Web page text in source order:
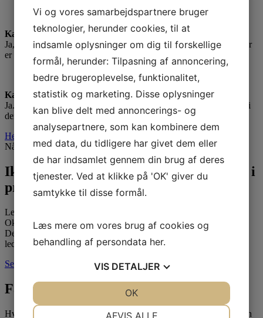
Kan man nå det hele på én dag?
Ja, det kan man godt. Måske virker programmet ambitiøst, men der
er endda tid til refleksion mellem øvelserne.
Kan min arbejdsgiver betale
Ja. Mange deltagere får kurset betalt af deres virksomhed som led i
deres lederudvikling.
Hent brochure
Når ledelse flytter sig i hverdagen.
Ikke flere teorier. Men noget, der virker i
praksis.
Ledelse ser sjældent sådan ud, som bøgerne beskriver det. Ditte
Oksen manglede viden om hvordan man leder til siden og indad.
Det var det, der fik hende til at tilmelde sig kurset 360-graders
ledelse.
Se kundecase
Se alle kundecases
Få seneste nyt - først.
Hvis du giver os din e-mailadresse, så lover vi at passe godt på den
Vi og vores samarbejdspartnere bruger
teknologier, herunder cookies, til at
indsamle oplysninger om dig til forskellige
formål, herunder: Tilpasning af annoncering,
bedre brugeroplevelse, funktionalitet,
statistik og marketing. Disse oplysninger
kan blive delt med annoncerings- og
analysepartnere, som kan kombinere dem
med data, du tidligere har givet dem eller
de har indsamlet gennem din brug af deres
tjenester. Ved at klikke på 'OK' giver du
samtykke til disse formål.
Læs mere om vores brug af cookies og
behandling af persondata her.
VIS DETALJER
AFVIS ALLE
OK